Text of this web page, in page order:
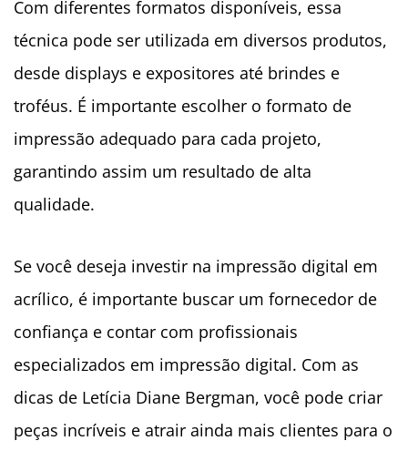
Com diferentes formatos disponíveis, essa
técnica pode ser utilizada em diversos produtos,
desde displays e expositores até brindes e
troféus. É importante escolher o formato de
impressão adequado para cada projeto,
garantindo assim um resultado de alta
qualidade.
Se você deseja investir na impressão digital em
acrílico, é importante buscar um fornecedor de
confiança e contar com profissionais
especializados em impressão digital. Com as
dicas de Letícia Diane Bergman, você pode criar
peças incríveis e atrair ainda mais clientes para o